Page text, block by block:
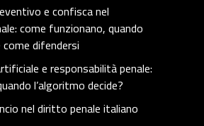
e confisca nel
come funzionano, quando
difendersi
e responsabilità penale:
l’algoritmo decide?
nel diritto penale italiano